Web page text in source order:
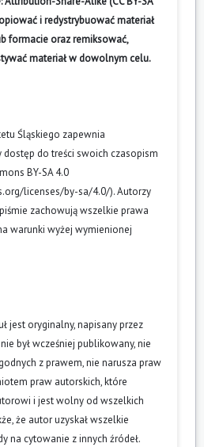
i redystrybuować materiał
formacie oraz remiksować,
materiał w dowolnym celu.
Śląskiego zapewnia
do treści swoich czasopism
BY-SA 4.0
licenses/by-sa/4.0/). Autorzy
zachowują wszelkie prawa
warunki wyżej wymienionej
jest oryginalny, napisany przez
był wcześniej publikowany, nie
z prawem, nie narusza praw
praw autorskich, które
i jest wolny od wszelkich
że autor uzyskał wszelkie
na cytowanie z innych źródeł.